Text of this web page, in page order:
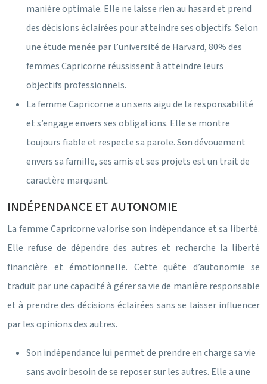
manière optimale. Elle ne laisse rien au hasard et prend
des décisions éclairées pour atteindre ses objectifs. Selon
une étude menée par l’université de Harvard, 80% des
femmes Capricorne réussissent à atteindre leurs
objectifs professionnels.
La femme Capricorne a un sens aigu de la responsabilité
et s’engage envers ses obligations. Elle se montre
toujours fiable et respecte sa parole. Son dévouement
envers sa famille, ses amis et ses projets est un trait de
caractère marquant.
INDÉPENDANCE ET AUTONOMIE
La femme Capricorne valorise son indépendance et sa liberté.
Elle refuse de dépendre des autres et recherche la liberté
financière et émotionnelle. Cette quête d’autonomie se
traduit par une capacité à gérer sa vie de manière responsable
et à prendre des décisions éclairées sans se laisser influencer
par les opinions des autres.
Son indépendance lui permet de prendre en charge sa vie
sans avoir besoin de se reposer sur les autres. Elle a une